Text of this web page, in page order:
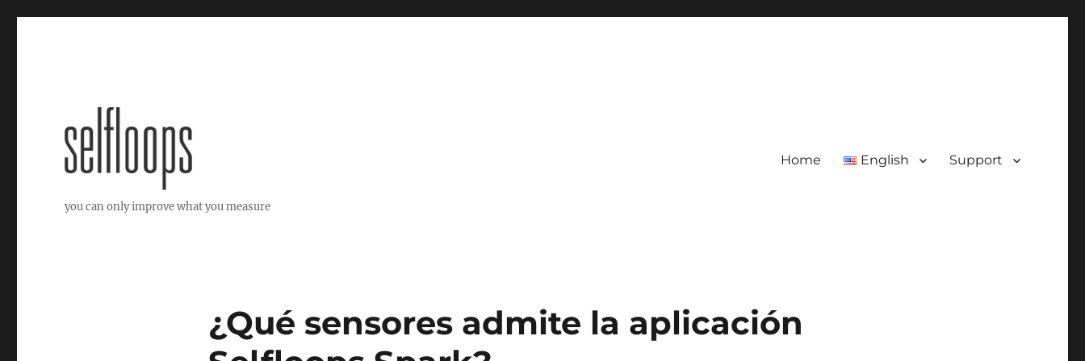
you can only improve what you measure
Home English Support
¿Qué sensores admite la aplicación